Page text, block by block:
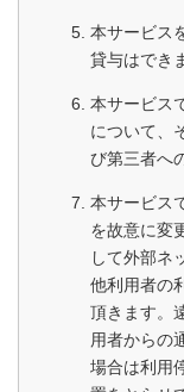
本サービス
貸与はでき
本サービス
について、
び第三者へ
本サービス
を故意に変
して外部ネ
他利用者の
頂きます。
用者からの
場合は利用